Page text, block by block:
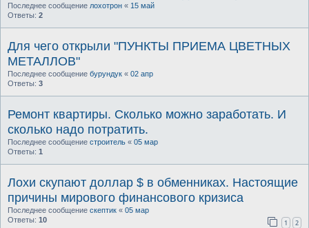
Последнее сообщение лохотрон « 15 май
Ответы: 2
Для чего открыли "ПУНКТЫ ПРИЕМА ЦВЕТНЫХ
МЕТАЛЛОВ"
Последнее сообщение бурундук « 02 апр
Ответы: 3
Ремонт квартиры. Сколько можно заработать. И
сколько надо потратить.
Последнее сообщение строитель « 05 мар
Ответы: 1
Лохи cкупают доллар $ в обменниках. Настоящие
причины мирового финансового кризиса
Последнее сообщение скептик « 05 мар
Ответы: 10 1 2